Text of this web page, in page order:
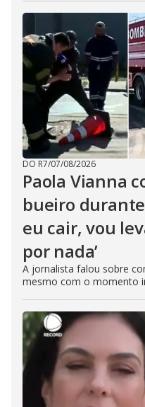
DO R7/07/08/2026
Paola Vianna
bueiro durante
eu cair, vou
por nada’
A jornalista falou sobre
mesmo com o momento